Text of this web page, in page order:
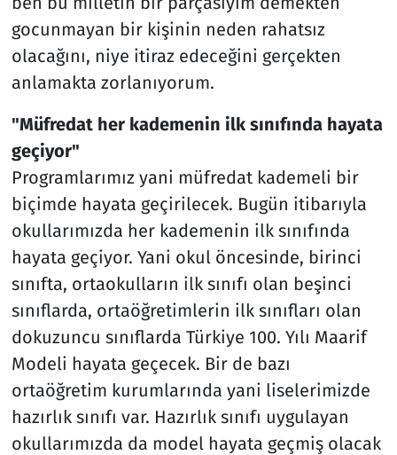
gocunmayan bir kişinin neden rahatsız
olacağını, niye itiraz edeceğini gerçekten
anlamakta zorlanıyorum.
"Müfredat her kademenin ilk sınıfında hayata
geçiyor"
Programlarımız yani müfredat kademeli bir
biçimde hayata geçirilecek. Bugün itibarıyla
okullarımızda her kademenin ilk sınıfında
hayata geçiyor. Yani okul öncesinde, birinci
sınıfta, ortaokulların ilk sınıfı olan beşinci
sınıflarda, ortaöğretimlerin ilk sınıfları olan
dokuzuncu sınıflarda Türkiye 100. Yılı Maarif
Modeli hayata geçecek. Bir de bazı
ortaöğretim kurumlarında yani liselerimizde
hazırlık sınıfı var. Hazırlık sınıfı uygulayan
okullarımızda da model hayata geçmiş olacak